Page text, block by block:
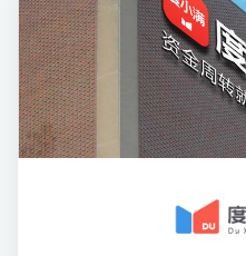
BlueNova流量变现平台
快手
流量加油站
创意及服务优势
品牌私域电商
电商引流
公司简介
荣誉奖项
企业招聘